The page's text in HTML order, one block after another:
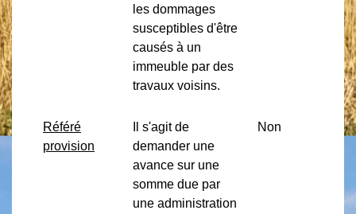
les dommages
susceptibles d'être
causés à un
immeuble par des
travaux voisins.
Référé
provision
Il s'agit de
demander une
avance sur une
somme due par
une administration
Non